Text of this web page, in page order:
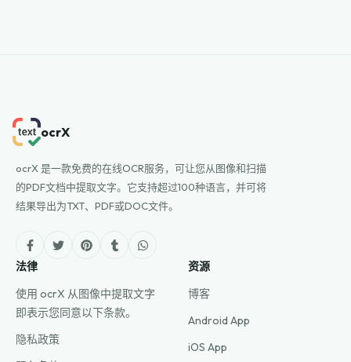
ocrX
ocrX 是一款免费的在线OCR服务，可让您从图像和扫描
的PDF文档中提取文字。它支持超过100种语言，并可将
结果导出为TXT、PDF或DOC文件。
法律
使用 ocrX 从图像中提取文字
即表示您同意以下条款。
隐私政策
资源
博客
Android App
iOS App